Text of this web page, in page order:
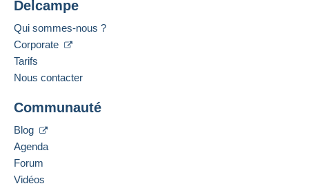
Delcampe
Qui sommes-nous ?
Corporate
Tarifs
Nous contacter
Communauté
Blog
Agenda
Forum
Vidéos